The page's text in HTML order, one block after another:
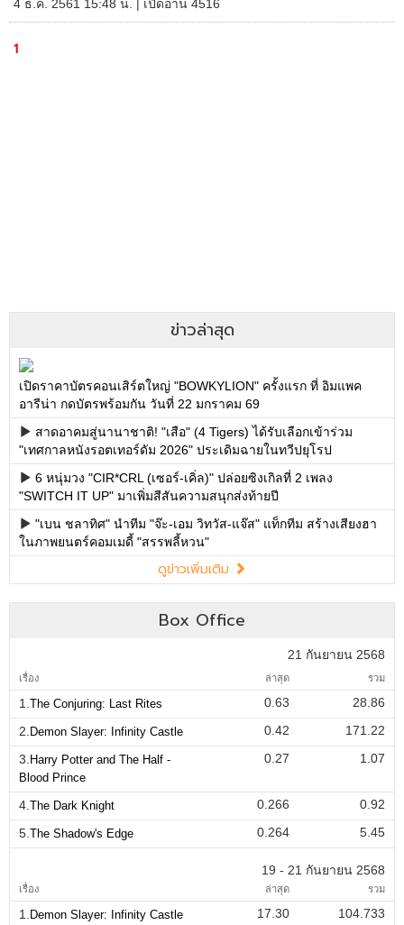
4 ธ.ค. 2561 15:48 น. | เปิดอ่าน 4516
1
ข่าวล่าสุด
เปิดราคาบัตรคอนเสิร์ตใหญ่ "BOWKYLION" ครั้งแรก ที่ อิมแพค
อารีน่า กดบัตรพร้อมกัน วันที่ 22 มกราคม 69
สาดอาคมสู่นานาชาติ! "เสือ" (4 Tigers) ได้รับเลือกเข้าร่วม
"เทศกาลหนังรอตเทอร์ดัม 2026" ประเดิมฉายในทวีปยุโรป
6 หนุ่มวง "CIR*CRL (เซอร์-เคิ่ล)" ปล่อยซิงเกิลที่ 2 เพลง
"SWITCH IT UP" มาเพิ่มสีสันความสนุกส่งท้ายปี
"เบน ชลาทิศ" นำทีม "จ๊ะ-เอม วิทวัส-แจ๊ส" แท็กทีม สร้างเสียงฮา
ในภาพยนตร์คอมเมดี้ "สรรพลี้หวน"
ดูข่าวเพิ่มเติม
Box Office
21 กันยายน 2568
เรื่อง ล่าสุด รวม
1. The Conjuring: Last Rites 0.63
28.86
2. Demon Slayer: Infinity Castle 0.42
171.22
3. Harry Potter and The Half -
Blood Prince
0.27 1.07
4. The Dark Knight 0.266
0.92
5. The Shadow's Edge 0.264 5.45
19 - 21 กันยายน 2568
เรื่อง ล่าสุด รวม
1. Demon Slayer: Infinity Castle 17.30 104.733